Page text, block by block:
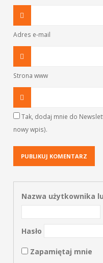
Adres e-mail
Strona www
Tak, dodaj mnie do
nowy wpis).
Nazwa użytkownika
Hasło
Zapamiętaj mnie